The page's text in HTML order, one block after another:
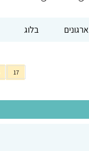
ארגונים בלוג
17